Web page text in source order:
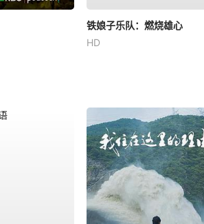
铁娘子乐队：燃烧雄心
HD